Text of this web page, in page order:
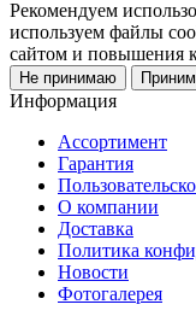
Рекомендуем
используем файлы
сайтом и повышения
Не принимаю
Информация
Ассортимент
Гарантия
О компании
Доставка
Политика
Новости
Фотогалерея